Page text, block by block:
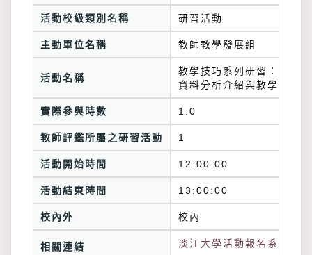
活動校級類別名稱 研習活動
主動單位名稱 教師教學發展組
活動名稱
教學技巧系列研習：大數據
資料分析介紹與教學應用
實際參與時數 1.0
教師評鑑所屬之研習活動 1
活動開始時間 12:00:00
活動結束時間 13:00:00
校內外 校內
相關連結 淡江大學活動報名系統連結